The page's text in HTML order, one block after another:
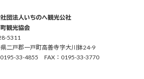
団法人いちのへ観光公社
観光協会
5311
二戸郡一戸町高善寺字大川鉢24-9
33-4855 FAX：0195-33-3770